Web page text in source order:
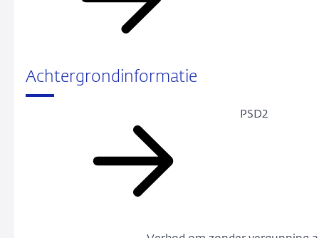
Achtergrondinformatie
PSD2